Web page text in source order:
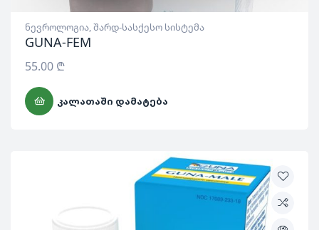
ნევროლოგია შარდ-სასქესო სისტემა
GUNA-FEM
55.00 ₾
ᲙᲐᲚᲐᲗᲐᲨᲘ ᲓᲐᲛᲐᲢᲔᲑᲐ